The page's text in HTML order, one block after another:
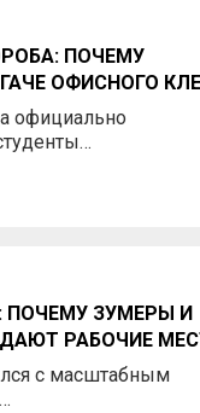
ПОЧЕМУ
ОФИСНОГО
официально
ПОЧЕМУ ЗУМЕРЫ И
РАБОЧИЕ
с масштабным